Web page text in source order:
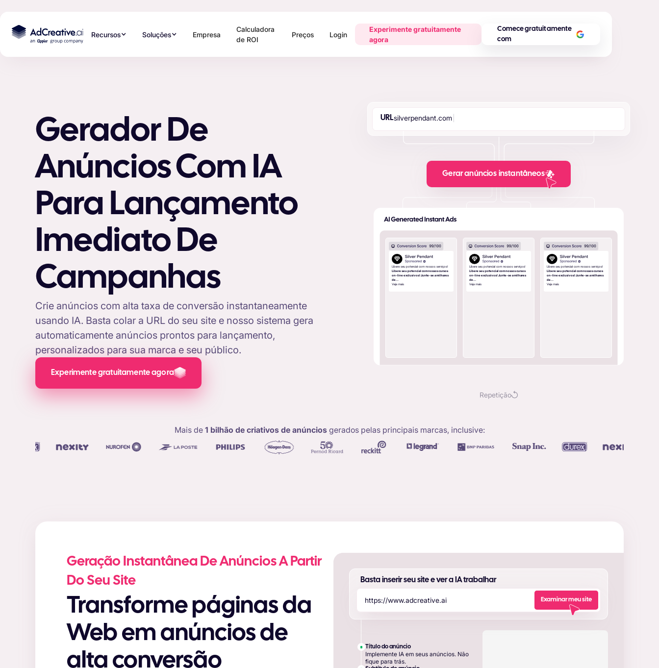
Recursos Soluções Empresa
Calculadora
de ROI
Preços Login
Experimente gratuitamente
agora
Comece gratuitamente
com
Gerador De
Anúncios Com IA
Para Lançamento
Imediato De
Campanhas
Crie anúncios com alta taxa de conversão instantaneamente
usando IA. Basta colar a URL do seu site e nosso sistema gera
automaticamente anúncios prontos para lançamento,
personalizados para sua marca e seu público.
Experimente gratuitamente agora
URLsilverpendant.com
Gerar anúncios instantâneos
Libere seu potencial com nossos serviços!
Libere seu potencial com nossos cursos
on-line exclusivos! Junte-se a milhares
de...
Veja mais
Libere seu potencial com nossos serviços!
Libere seu potencial com nossos cursos
on-line exclusivos! Junte-se a milhares
de...
Veja mais
Libere seu potencial com nossos serviços!
Libere seu potencial com nossos cursos
on-line exclusivos! Junte-se a milhares
de...
Veja mais
Repetição
Mais de 1 bilhão de criativos de anúnciosgerados pelas principais marcas, inclusive:
Geração Instantânea De Anúncios A Partir
Do Seu Site
Transforme páginas da
Web em anúncios de
alta conversão
Basta inserir seu site e ver a IA trabalhar
https://www.adcreative.ai Examinar meu site
Título do anúncio
Implemente IA em seus anúncios. Não
fique para trás.